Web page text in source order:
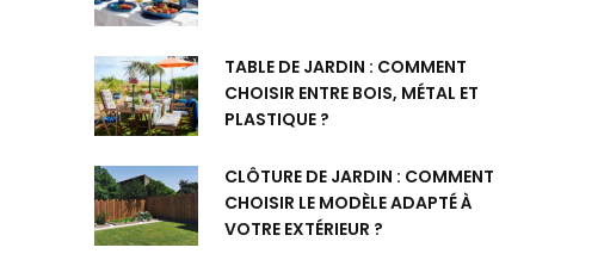
TABLE DE JARDIN : COMMENT
CHOISIR ENTRE BOIS, MÉTAL ET
PLASTIQUE ?
CLÔTURE DE JARDIN : COMMENT
CHOISIR LE MODÈLE ADAPTÉ À
VOTRE EXTÉRIEUR ?